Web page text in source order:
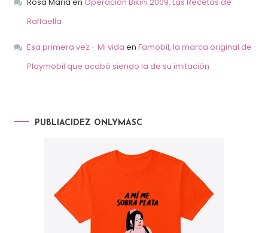
Raffaella
Esa primera vez - Mi vida en Famobil, la marca original de
Playmobil que acabó siendo la de su imitación
PUBLIACIDEZ ONLYMASC